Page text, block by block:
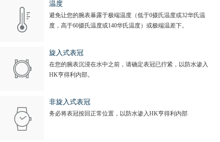
温度
避免让您的腕表暴露于极端温度（低于0摄氏温度或32华氏温
度，高于60摄氏温度或140华氏温度）或极端温差下。
旋入式表冠
在您的腕表沉浸在水中之前，请确定表冠已拧紧，以防水渗入
HK亨得利内部。
非旋入式表冠
务必将表冠按回正常位置，以防水渗入HK亨得利内部